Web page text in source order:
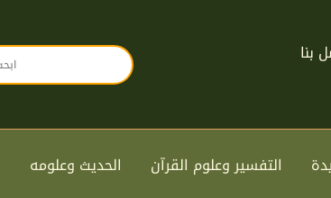
بنا
التفسير وعلوم القرآن الحديث وعلومه